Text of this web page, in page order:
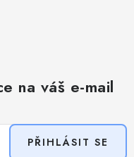
na váš e-mail
PŘIHLÁSIT SE